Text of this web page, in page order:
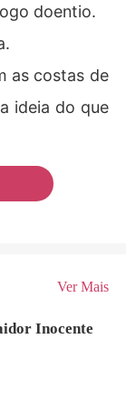
doentio.
as costas de
ideia do que
Ver Mais
Inocente